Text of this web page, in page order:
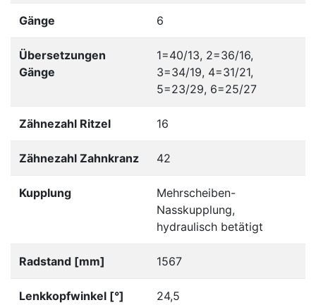
Gänge 6
Übersetzungen
Gänge
1=40/13, 2=36/16,
3=34/19, 4=31/21,
5=23/29, 6=25/27
Zähnezahl Ritzel 16
Zähnezahl Zahnkranz 42
Kupplung
Mehrscheiben-
Nasskupplung,
hydraulisch betätigt
Radstand [mm] 1567
Lenkkopfwinkel [°] 24,5